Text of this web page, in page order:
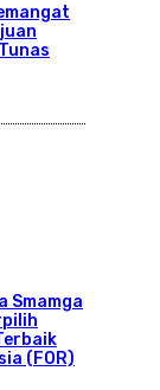
Smamga
(FOR)